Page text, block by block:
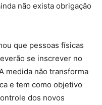
não exista obrigação
que pessoas físicas
se inscrever no
medida não transforma
e tem como objetivo
dos novos